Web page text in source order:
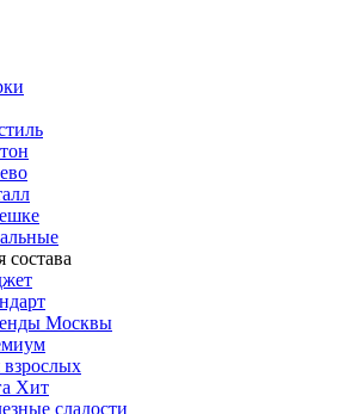
состава
Москвы
взрослых
Хит
сладости